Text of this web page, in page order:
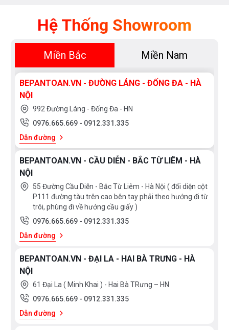
Hệ Thống Showroom
Miền Bắc Miền Nam
BEPANTOAN.VN - ĐƯỜNG LÁNG - ĐỐNG ĐA - HÀ
NỘI
992 Đường Láng - Đống Đa - HN
0976.665.669 - 0912.331.335
Dẫn đường
BEPANTOAN.VN - CẦU DIỄN - BẮC TỪ LIÊM - HÀ
NỘI
55 Đường Cầu Diễn - Bắc Từ Liêm - Hà Nội ( đối diện cột
P111 đường tàu trên cao bên tay phải theo hướng đi từ
trôi, phùng đi về hướng cầu giấy )
0976.665.669 - 0912.331.335
Dẫn đường
BEPANTOAN.VN - ĐẠI LA - HAI BÀ TRƯNG - HÀ
NỘI
61 Đại La ( Minh Khai ) - Hai Bà TRưng – HN
0976.665.669 - 0912.331.335
Dẫn đường